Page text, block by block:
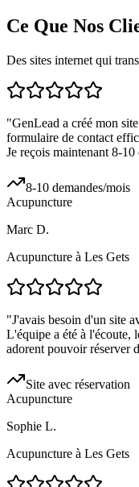
Ce Que Nos
Des sites internet qui
"GenLead a créé mon
formulaire de contact
Je reçois maintenant 8-
8-10 demandes/mois
Acupuncture
Marc D.
Acupuncture à Les Gets
"J'avais besoin d'un site
L'équipe a été à l'écoute,
adorent pouvoir réserver
Site avec réservation
Acupuncture
Sophie L.
Acupuncture à Les Gets